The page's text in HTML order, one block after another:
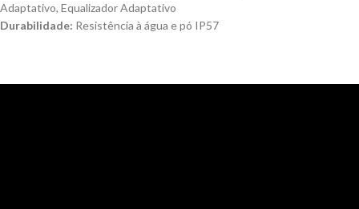
Adaptativo, Equalizador Adaptativo
Durabilidade: Resistência à água e pó IP57